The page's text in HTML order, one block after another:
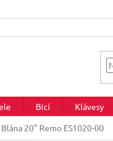
Bicí Klávesy
Blána 20" Remo ES1020-00